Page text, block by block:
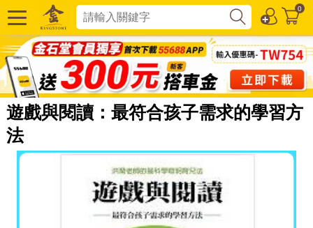
0
遊戲與閱讀：最符合孩子需求的學習方
法